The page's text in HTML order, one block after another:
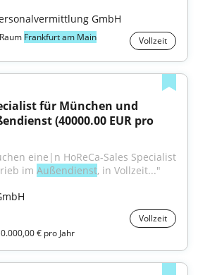
GmbH
Frankfurt am Main Vollzeit
für München und
(40000.00 EUR pro
eine|n HoReCa-Sales Specialist
im Außendienst, in Vollzeit..."
Vollzeit
€ pro Jahr